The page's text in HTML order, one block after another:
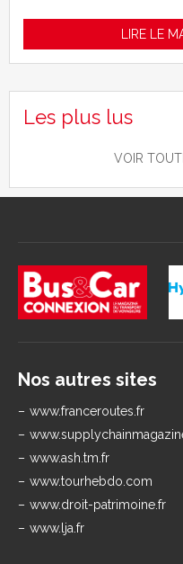
LIRE LE
Les plus lus
VOIR
Nos autres sites
www.franceroutes.fr
www.ash.tm.fr
www.tourhebdo.com
www.droit-patrimoine.fr
www.lja.fr